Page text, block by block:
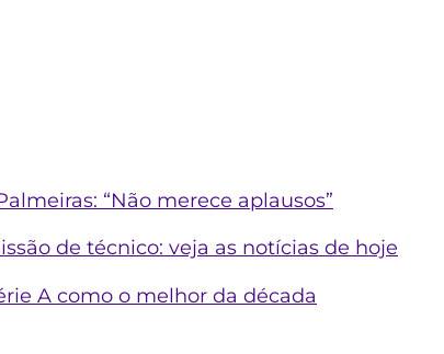
“Não merece aplausos”
de técnico: veja as notícias de hoje
A como o melhor da década